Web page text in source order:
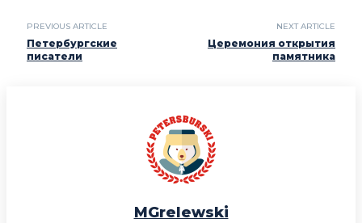
PREVIOUS ARTICLE
Петербургские
писатели
NEXT ARTICLE
Церемония открытия
памятника
MGrelewski